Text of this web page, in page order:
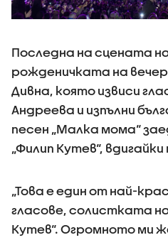
Последна на сцената
рожденичката на
Дивна, която извиси
Андреева и изпълни
песен „Малка мома“
„Филип Кутев“,
„Това е един от най-
гласове, солистката
Кутев“. Огромното ми